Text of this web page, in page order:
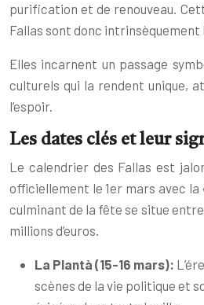
purification et de renouveau.
Fallas sont donc intrinsèquement
Elles incarnent un passage
culturels qui la rendent unique,
l’espoir.
Les dates clés et leur
Le calendrier des Fallas est
officiellement le 1er mars avec la
culminant de la fête se situe
millions d’euros.
La Plantà (15-16 mars):
scènes de la vie politique et